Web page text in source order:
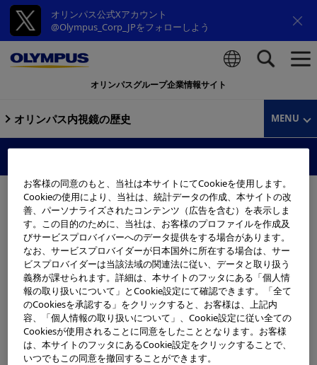
オリンパス公式Xアカウント
@Olympus_Corp_JPをフォローしよう
オリンパスグループ企業情報サイト
オリンパス内視鏡の歴史 MENU
供覧顕微鏡
お客様の同意のもと、当社は本サイトにてCookieを使用します。
Cookieの使用により、当社は、統計データの作成、本サイトの改
善、パーソナライズされたコンテンツ（広告を含む）を表示しま
す。この目的のために、当社は、お客様のプロファイルを作成及
びサービスプロバイバーへのデータ提供をする場合があります。
なお、サービスプロバイダーが日本国外に所在する場合は、サー
ビスプロバイダーは当該法域の関連法に従い、データと取り扱う
義務が課せられます。詳細は、本サイトのフッタにある「個人情
報の取り扱いについて」とCookie設定にて確認できます。「全て
のCookiesを承認する」をクリックすると、お客様は、上記内
容、「個人情報の取り扱いについて」、Cookie設定に従い全ての
Cookiesが使用されることに同意をしたこととなります。お客様
は、本サイトのフッタにあるCookie設定をクリックすることで、
いつでもこの同意を撤回することができます。